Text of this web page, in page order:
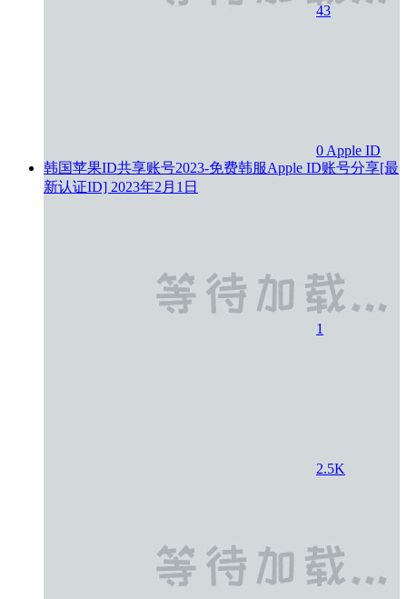
43
0 Apple ID
韩国苹果ID共享账号2023-免费韩服Apple ID账号分享[最
新认证ID] 2023年2月1日
1
2.5K